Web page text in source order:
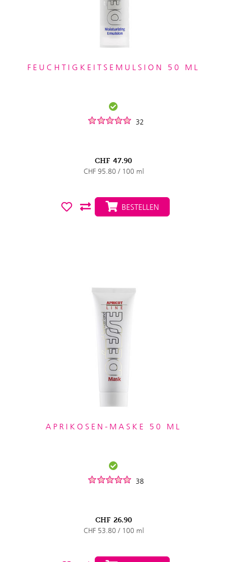
FEUCHTIGKEITSEMULSION 50 ML
32
CHF 47.90
CHF 95.80 / 100 ml
BESTELLEN
APRIKOSEN-MASKE 50 ML
38
CHF 26.90
CHF 53.80 / 100 ml